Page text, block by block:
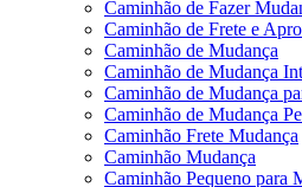
Caminhão de Fazer
Caminhão de Frete e
Caminhão de Mudança
Caminhão de Mudança
Caminhão de Mudança
Caminhão de Mudança
Caminhão Frete Mudança
Caminhão Mudança
Caminhão Pequeno para